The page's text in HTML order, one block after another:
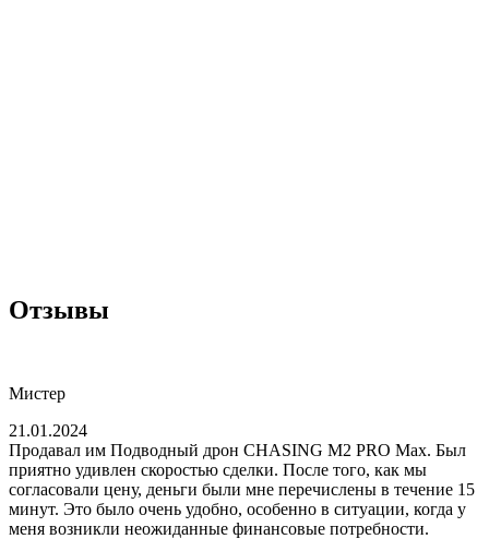
Отзывы
Мистер
21.01.2024
Продавал им Подводный дрон CHASING M2 PRO Max. Был
приятно удивлен скоростью сделки. После того, как мы
согласовали цену, деньги были мне перечислены в течение 15
минут. Это было очень удобно, особенно в ситуации, когда у
меня возникли неожиданные финансовые потребности.